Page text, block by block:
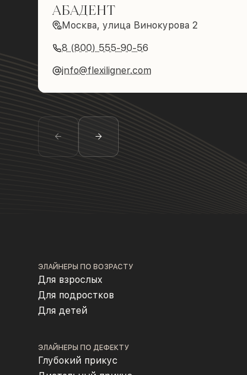
АБАДЕНТ
Москва, улица Винокурова 2
8 (800) 555-90-56
info@flexiligner.com
ЭЛАЙНЕРЫ ПО ВОЗРАСТУ
Для взрослых
Для подростков
Для детей
ЭЛАЙНЕРЫ ПО ДЕФЕКТУ
Глубокий прикус